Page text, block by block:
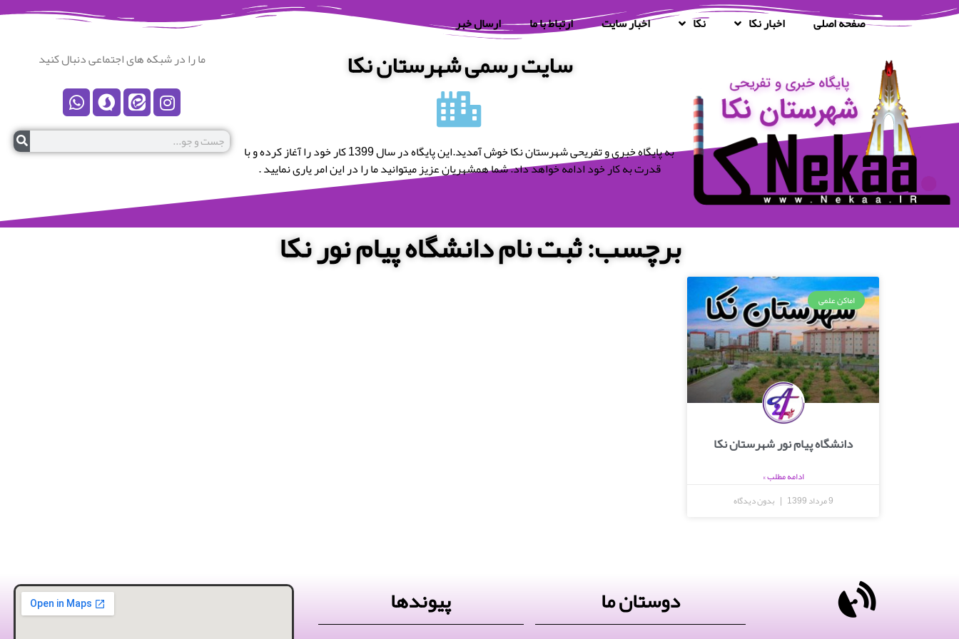
صفحه اصلی اخبار نکا نکا اخبار سایت ارتباط با ما ارسال خبر
سایت رسمی شهرستان نکا
به پایگاه خبری و تفریحی شهرستان نکا خوش آمدید.این پایگاه در سال 1399 کار خود را آغاز کرده و با
قدرت به کار خود ادامه خواهد داد. شما همشهریان عزیز میتوانید ما را در این امر یاری نمایید .
ما را در شبکه های اجتماعی دنبال کنید
برچسب: ثبت نام دانشگاه پیام نور نکا
اماکن علمی
دانشگاه پیام نور شهرستان نکا
ادامه مطلب »
9 مرداد 1399
بدون دیدگاه
دوستان ما پیوندها